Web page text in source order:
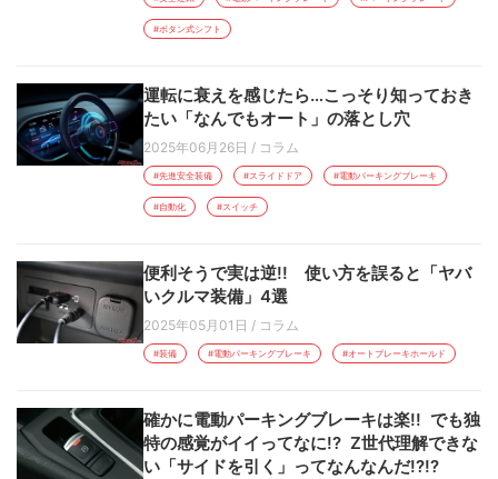
#ボタン式シフト
運転に衰えを感じたら…こっそり知っておき
たい「なんでもオート」の落とし穴
2025年06月26日 / コラム
#先進安全装備 #スライドドア #電動パーキングブレーキ
#自動化 #スイッチ
便利そうで実は逆!! 使い方を誤ると「ヤバ
いクルマ装備」4選
2025年05月01日 / コラム
#装備 #電動パーキングブレーキ #オートブレーキホールド
確かに電動パーキングブレーキは楽!! でも独
特の感覚がイイってなに!? Z世代理解できな
い「サイドを引く」ってなんなんだ!?!?